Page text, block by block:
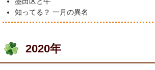
知ってる？ 一月の異名
2020年